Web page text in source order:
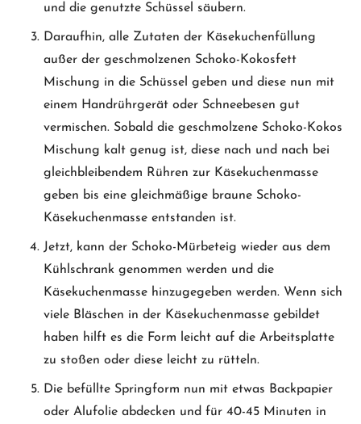
und die genutzte Schüssel säubern.
Daraufhin, alle Zutaten der Käsekuchenfüllung
außer der geschmolzenen Schoko-Kokosfett
Mischung in die Schüssel geben und diese nun mit
einem Handrührgerät oder Schneebesen gut
vermischen. Sobald die geschmolzene Schoko-Kokos
Mischung kalt genug ist, diese nach und nach bei
gleichbleibendem Rühren zur Käsekuchenmasse
geben bis eine gleichmäßige braune Schoko-
Käsekuchenmasse entstanden ist.
Jetzt, kann der Schoko-Mürbeteig wieder aus dem
Kühlschrank genommen werden und die
Käsekuchenmasse hinzugegeben werden. Wenn sich
viele Bläschen in der Käsekuchenmasse gebildet
haben hilft es die Form leicht auf die Arbeitsplatte
zu stoßen oder diese leicht zu rütteln.
Die befüllte Springform nun mit etwas Backpapier
oder Alufolie abdecken und für 40-45 Minuten in